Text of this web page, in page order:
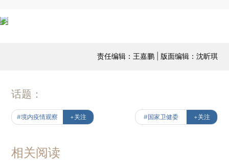
责任编辑：王嘉鹏 | 版面编辑：沈昕琪
话题：
#境内疫情观察 +关注 #国家卫健委 +关注
相关阅读